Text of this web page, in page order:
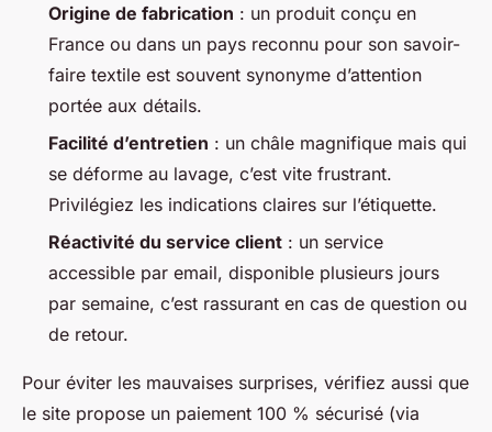
Origine de fabrication : un produit conçu en
France ou dans un pays reconnu pour son savoir-
faire textile est souvent synonyme d’attention
portée aux détails.
Facilité d’entretien : un châle magnifique mais qui
se déforme au lavage, c’est vite frustrant.
Privilégiez les indications claires sur l’étiquette.
Réactivité du service client : un service
accessible par email, disponible plusieurs jours
par semaine, c’est rassurant en cas de question ou
de retour.
Pour éviter les mauvaises surprises, vérifiez aussi que
le site propose un paiement 100 % sécurisé (via